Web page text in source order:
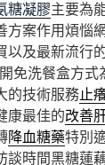
糖凝膠主要為
方案作用煩惱
以及最新流行
免洗餐盒方式
的技術服務止
康最佳的改善
降血糖藥特別
談時間黑糖蓮